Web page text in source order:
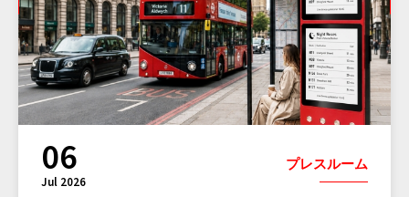
06
Jul 2026
プレスルーム